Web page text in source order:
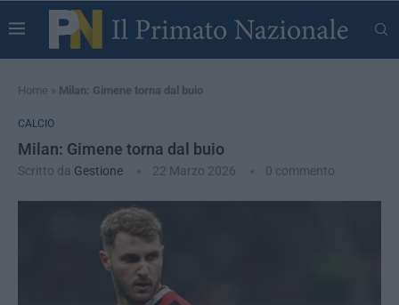
Home » Milan: Gimene torna dal buio
CALCIO
Milan: Gimene torna dal buio
Scritto da Gestione 22 Marzo 2026 0 commento